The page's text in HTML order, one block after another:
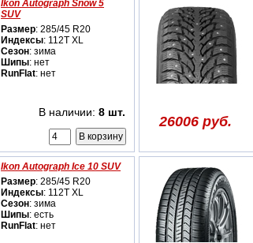
Ikon Autograph Snow 5
SUV
Размер: 285/45 R20
Индексы: 112T XL
Сезон: зима
Шипы: нет
RunFlat: нет
В наличии: 8 шт.
26006 руб.
Ikon Autograph Ice 10 SUV
Размер: 285/45 R20
Индексы: 112T XL
Сезон: зима
Шипы: есть
RunFlat: нет